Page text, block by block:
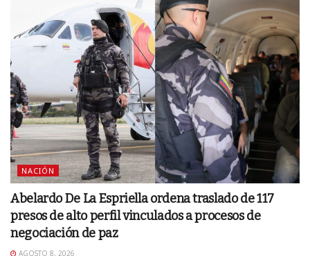
NACIÓN
Abelardo De La Espriella ordena traslado de 117
presos de alto perfil vinculados a procesos de
negociación de paz
AGOSTO 8, 2026